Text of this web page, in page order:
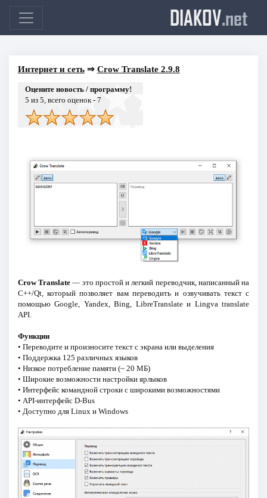
DIAKOV.net
Интернет и сеть⇒ Crow Translate 2.9.8
Оцените новость / программу!
5 из 5, всего оценок - 7
Crow Translate — это простой и легкий переводчик, написанный на
C++/Qt, который позволяет вам переводить и озвучивать текст с
помощью Google, Yandex, Bing, LibreTranslate и Lingva translate
API.
Функции
• Переводите и произносите текст с экрана или выделения
• Поддержка 125 различных языков
• Низкое потребление памяти (~ 20 МБ)
• Широкие возможности настройки ярлыков
• Интерфейс командной строки с широкими возможностями
• API-интерфейс D-Bus
• Доступно для Linux и Windows